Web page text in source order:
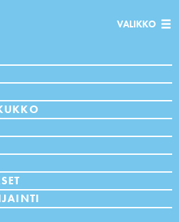
Avaa/sulje
VALIKKO